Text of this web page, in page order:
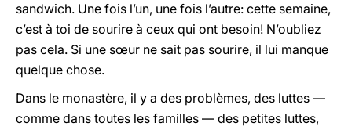
sandwich. Une fois l’un, une fois l’autre: cette semaine,
c’est à toi de sourire à ceux qui ont besoin! N’oubliez
pas cela. Si une sœur ne sait pas sourire, il lui manque
quelque chose.
Dans le monastère, il y a des problèmes, des luttes —
comme dans toutes les familles — des petites luttes,